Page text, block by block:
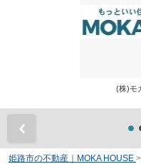
(株)モ
姫路市の不動産｜MOKA HOUSE >